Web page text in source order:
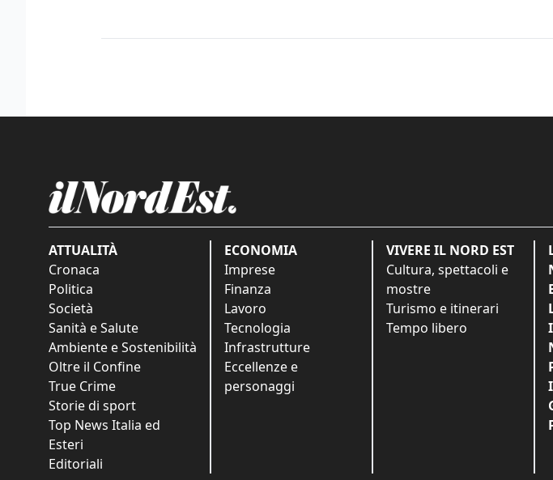
ATTUALITÀ
Cronaca
Politica
Società
Sanità e Salute
Ambiente e Sostenibilità
Oltre il Confine
True Crime
Storie di sport
Top News Italia ed
Esteri
Editoriali
ECONOMIA
Imprese
Finanza
Lavoro
Tecnologia
Infrastrutture
Eccellenze e
personaggi
VIVERE IL NORD EST
Cultura, spettacoli e
mostre
Turismo e itinerari
Tempo libero